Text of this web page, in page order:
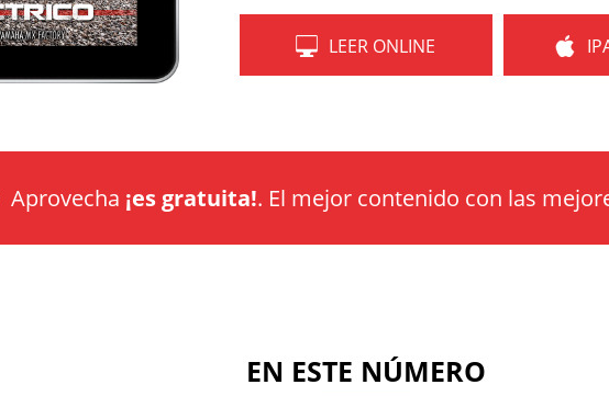
LEER ONLINE
Aprovecha ¡es gratuita!. El mejor contenido con las
EN ESTE NÚMERO